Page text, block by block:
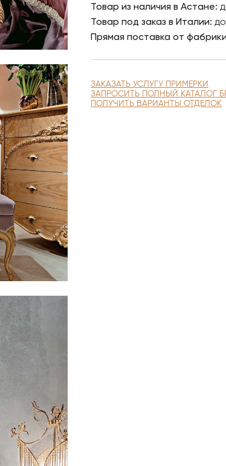
Великолепные модели
своим неповторимым
Классические спальни
элегантности, гармонии
материалов.
Товар из наличия в Астане:
Товар под заказ в Италии:
Прямая поставка от фабрики
ЗАКАЗАТЬ УСЛУГУ ПРИМЕРКИ
ЗАПРОСИТЬ ПОЛНЫЙ КАТАЛОГ
ПОЛУЧИТЬ ВАРИАНТЫ ОТДЕЛОК